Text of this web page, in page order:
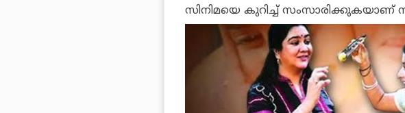
സിനിമയെ കുറിച്ച് സംസാരിക്കുകയാണ്